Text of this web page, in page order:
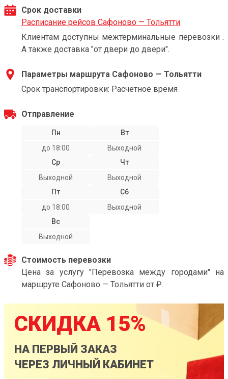
Срок доставки
Расписание рейсов Сафоново — Тольятти
Клиентам доступны межтерминальные перевозки .
А также доставка "от двери до двери".
Параметры маршрута Сафоново — Тольятти
Срок транспортировки: Расчетное время
Отправление
Пн
до 18:00
Вт
Выходной
Ср
Выходной
Чт
Выходной
Пт
до 18:00
Сб
Выходной
Вс
Выходной
Стоимость перевозки
Цена за услугу "Перевозка между городами" на
маршруте Сафоново — Тольятти от ₽.
СКИДКА 15%
НА ПЕРВЫЙ ЗАКАЗ
ЧЕРЕЗ ЛИЧНЫЙ КАБИНЕТ